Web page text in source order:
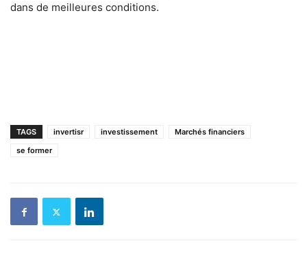
dans de meilleures conditions.
TAGS invertisr investissement
Marchés financiers
se former